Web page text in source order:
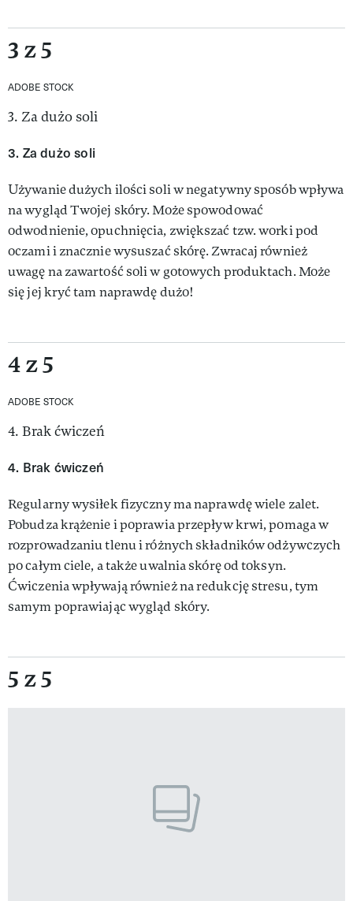
3 z 5
ADOBE STOCK
3. Za dużo soli
3. Za dużo soli
Używanie dużych ilości soli w negatywny sposób wpływa
na wygląd Twojej skóry. Może spowodować
odwodnienie, opuchnięcia, zwiększać tzw. worki pod
oczami i znacznie wysuszać skórę. Zwracaj również
uwagę na zawartość soli w gotowych produktach. Może
się jej kryć tam naprawdę dużo!
4 z 5
ADOBE STOCK
4. Brak ćwiczeń
4. Brak ćwiczeń
Regularny wysiłek fizyczny ma naprawdę wiele zalet.
Pobudza krążenie i poprawia przepływ krwi, pomaga w
rozprowadzaniu tlenu i różnych składników odżywczych
po całym ciele, a także uwalnia skórę od toksyn.
Ćwiczenia wpływają również na redukcję stresu, tym
samym poprawiając wygląd skóry.
5 z 5